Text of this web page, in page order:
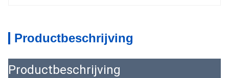
Productbeschrijving
Productbeschrijving